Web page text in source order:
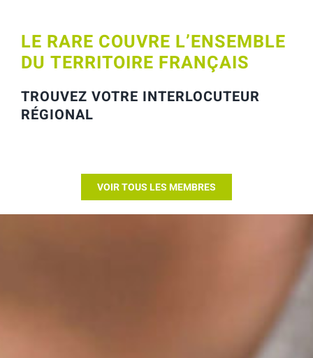
LE RARE COUVRE L’ENSEMBLE
DU TERRITOIRE FRANÇAIS
TROUVEZ VOTRE INTERLOCUTEUR
RÉGIONAL
VOIR TOUS LES MEMBRES